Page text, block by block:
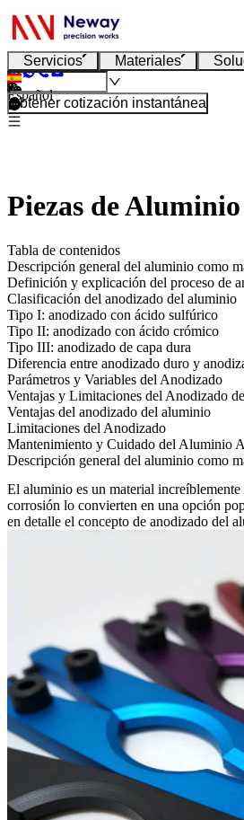
Servicios Materiales
Español
Obtener cotización instantánea
Piezas de
Tabla de contenidos
Descripción general del aluminio como
Definición y explicación del proceso de
Clasificación del anodizado del aluminio
Tipo I: anodizado con ácido sulfúrico
Tipo II: anodizado con ácido crómico
Tipo III: anodizado de capa dura
Diferencia entre anodizado duro y
Parámetros y Variables del Anodizado
Ventajas y Limitaciones del Anodizado
Ventajas del anodizado del aluminio
Limitaciones del Anodizado
Mantenimiento y Cuidado del Aluminio
Descripción general del aluminio como
El aluminio es un material
corrosión lo convierten en una opción
en detalle el concepto de anodizado del